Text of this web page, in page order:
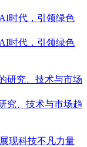
究、技术与市场趋